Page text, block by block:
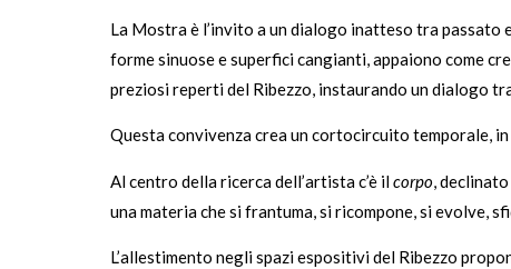
La Mostra è l’invito a un dialogo inatteso tra passato
forme sinuose e superfici cangianti, appaiono come
preziosi reperti del Ribezzo, instaurando un dialogo
Questa convivenza crea un cortocircuito temporale,
Al centro della ricerca dell’artista c’è ilcorpo,
una materia che si frantuma, si ricompone, si evolve,
L’allestimento negli spazi espositivi del Ribezzo